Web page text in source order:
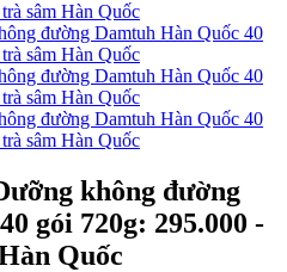
không đường
gói 720g: 295.000 -
Quốc